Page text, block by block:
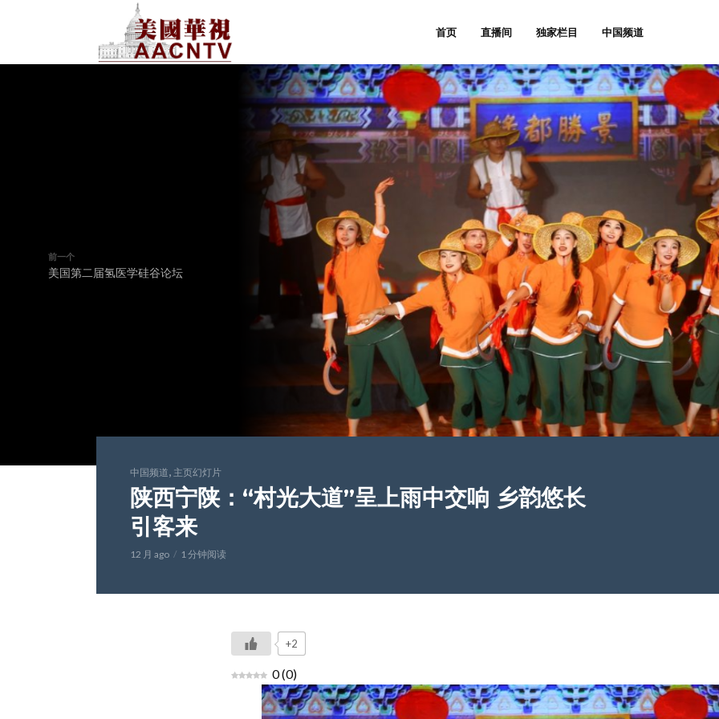
首页 直播间 独家栏目 中国频道
前一个
美国第二届氢医学硅谷论坛
中国频道, 主页幻灯片
陕西宁陕：“村光大道”呈上雨中交响 乡韵悠长
引客来
12 月 ago 1 分钟阅读
+2
0(0)